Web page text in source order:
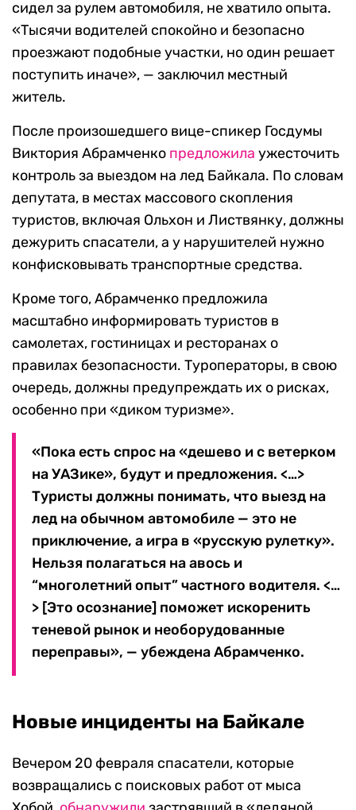
сидел за рулем автомобиля, не хватило опыта.
«Тысячи водителей спокойно и безопасно
проезжают подобные участки, но один решает
поступить иначе», — заключил местный
житель.
После произошедшего вице-спикер Госдумы
Виктория Абрамченко предложила ужесточить
контроль за выездом на лед Байкала. По словам
депутата, в местах массового скопления
туристов, включая Ольхон и Листвянку, должны
дежурить спасатели, а у нарушителей нужно
конфисковывать транспортные средства.
Кроме того, Абрамченко предложила
масштабно информировать туристов в
самолетах, гостиницах и ресторанах о
правилах безопасности. Туроператоры, в свою
очередь, должны предупреждать их о рисках,
особенно при «диком туризме».
«Пока есть спрос на «дешево и с ветерком
на УАЗике», будут и предложения. <…>
Туристы должны понимать, что выезд на
лед на обычном автомобиле — это не
приключение, а игра в «русскую рулетку».
Нельзя полагаться на авось и
“многолетний опыт” частного водителя. <…
> [Это осознание] поможет искоренить
теневой рынок и необорудованные
переправы», — убеждена Абрамченко.
Новые инциденты на Байкале
Вечером 20 февраля спасатели, которые
возвращались с поисковых работ от мыса